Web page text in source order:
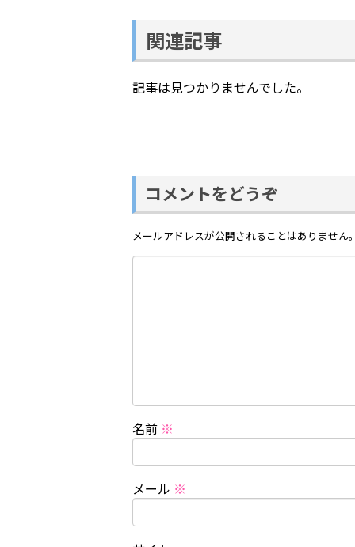
関連記事
記事は見つかりませんでした。
コメントをどうぞ
メールアドレスが公開されることはありません
名前 ※
メール ※